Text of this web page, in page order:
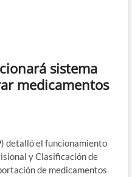
sistema
medicamentos
detalló el funcionamiento
y Clasificación de
de medicamentos